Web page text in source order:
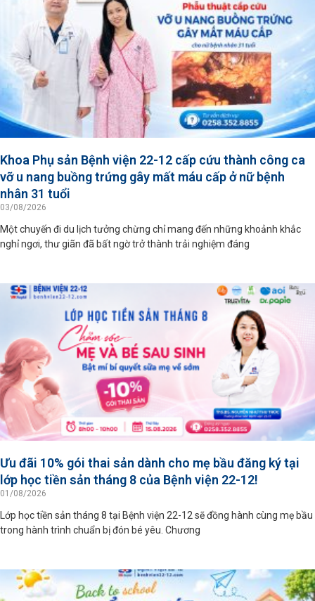
Khoa Phụ sản Bệnh viện 22-12 cấp cứu thành công ca
vỡ u nang buồng trứng gây mất máu cấp ở nữ bệnh
nhân 31 tuổi
03/08/2026
Một chuyến đi du lịch tưởng chừng chỉ mang đến những khoảnh khắc
nghỉ ngơi, thư giãn đã bất ngờ trở thành trải nghiệm đáng
Ưu đãi 10% gói thai sản dành cho mẹ bầu đăng ký tại
lớp học tiền sản tháng 8 của Bệnh viện 22-12!
01/08/2026
Lớp học tiền sản tháng 8 tại Bệnh viện 22-12 sẽ đồng hành cùng mẹ bầu
trong hành trình chuẩn bị đón bé yêu. Chương